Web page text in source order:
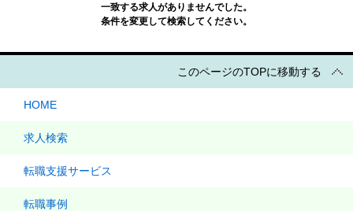
一致する求人がありませんでした。
条件を変更して検索してください。
このページのTOPに移動する
HOME
求人検索
転職支援サービス
転職事例